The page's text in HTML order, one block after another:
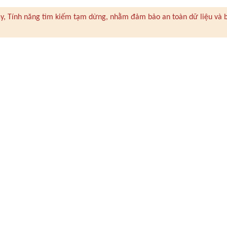
Tính năng tìm kiếm tạm dừng, nhằm đảm bảo an toàn dữ liệu và